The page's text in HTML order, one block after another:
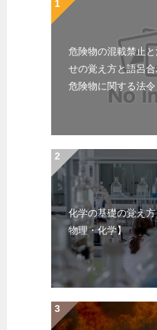
危険物の混載禁止
せの覚え方と語呂
危険物に関する法令
化学の基礎の覚え
物理・化学】